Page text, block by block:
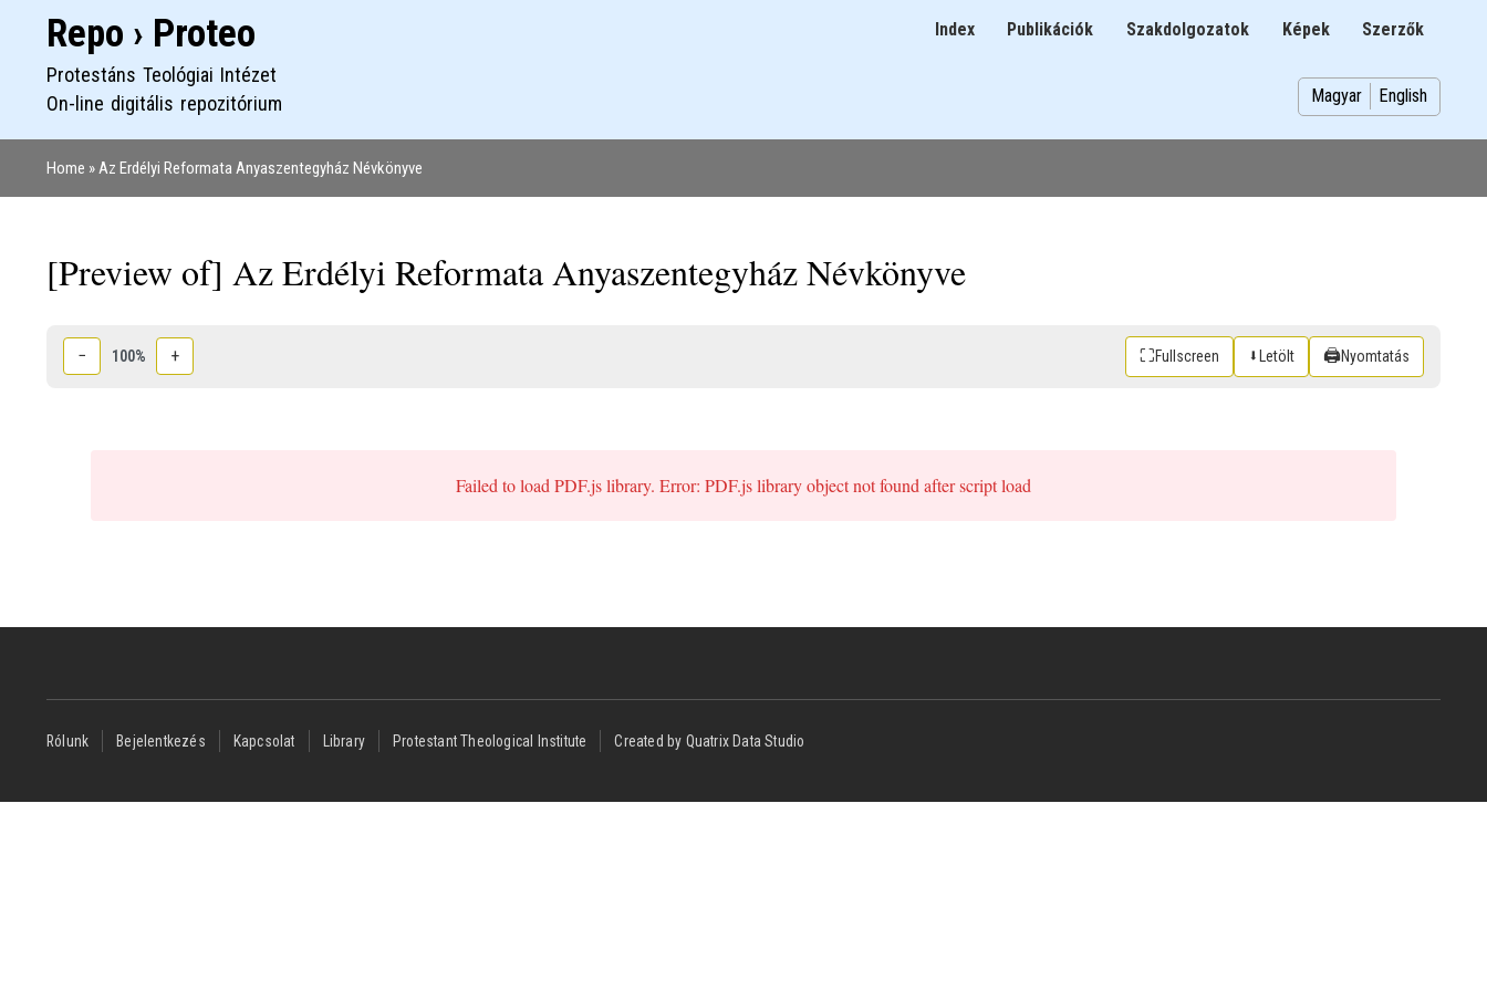
MainIndex Publikációk Szakdolgozatok Képek Szerzők
Repo › Proteo
Protestáns Teológiai Intézet
On-line digitális repozitórium
Magyar English
Home Az Erdélyi Reformata Anyaszentegyház Névkönyve
[Preview of] Az Erdélyi Reformata Anyaszentegyház Névkönyve
− 100% + ⛶Fullscreen ⬇ Letölt 🖨Nyomtatás
Failed to load PDF.js library. Error: PDF.js library object not found after script load
Footer
Rólunk Bejelentkezés Kapcsolat Library Protestant Theological Institute Created by Quatrix Data Studio